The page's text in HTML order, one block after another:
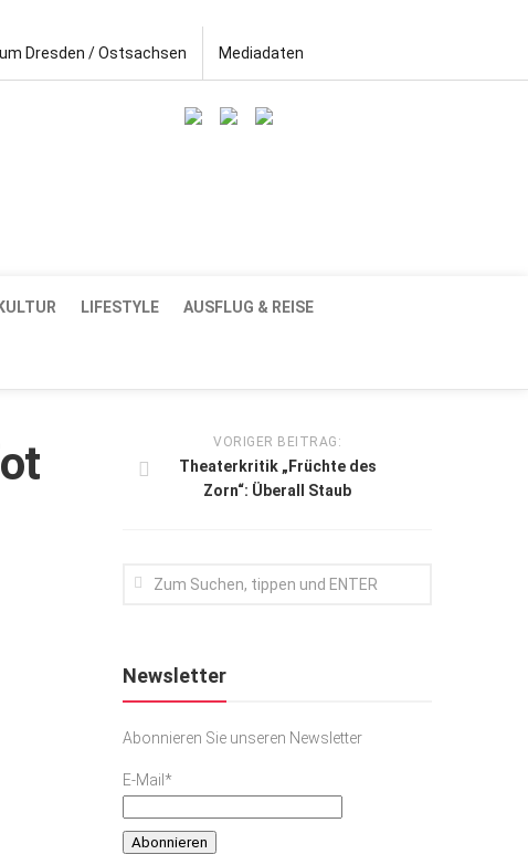
Dresden / Ostsachsen Mediadaten
LIFESTYLE AUSFLUG & REISE
VORIGER BEITRAG:
Theaterkritik „Früchte des
Zorn“: Überall Staub
Newsletter
Abonnieren Sie unseren Newsletter
E-Mail*